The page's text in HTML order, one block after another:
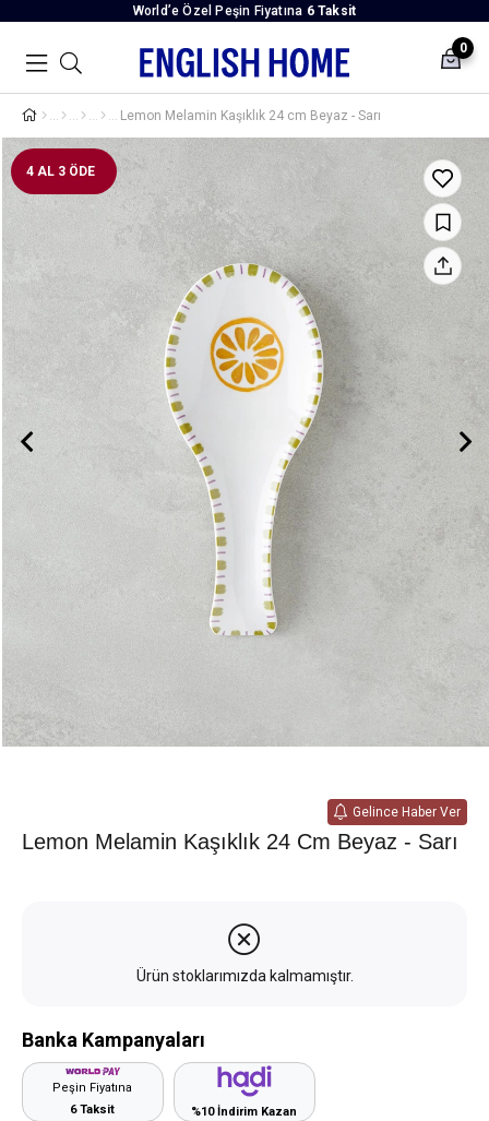
World’e Özel Peşin Fiyatına 6 Taksit
0
Lemon Melamin Kaşıklık 24 cm Beyaz - Sarı
4 AL 3 ÖDE
Gelince Haber Ver
Lemon Melamin Kaşıklık 24 Cm Beyaz - Sarı
Ürün stoklarımızda kalmamıştır.
Banka Kampanyaları
Peşin Fiyatına
6 Taksit
%10 İndirim Kazan